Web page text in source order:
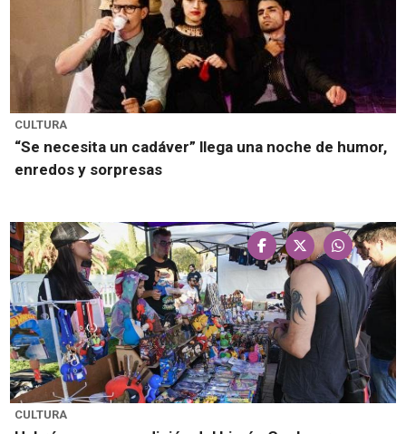
CULTURA
“Se necesita un cadáver” llega una noche de humor,
enredos y sorpresas
CULTURA